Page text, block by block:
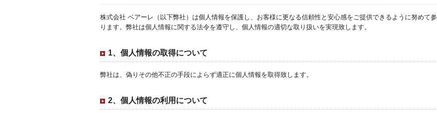
株式会社 ベアーレ（以下弊社）は個人情報を保護し、お客様に更なる信頼性と安心感をご提供できるように努めて参
ります。弊社は個人情報に関する法令を遵守し、個人情報の適切な取り扱いを実現致します。
1、個人情報の取得について
弊社は、偽りその他不正の手段によらず適正に個人情報を取得致します。
2、個人情報の利用について